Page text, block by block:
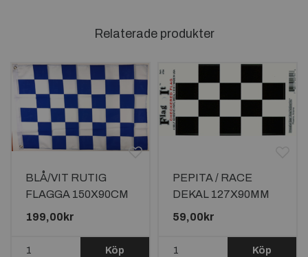
Relaterade produkter
BLÅ/VIT RUTIG
FLAGGA 150X90CM
199,00kr
Köp
PEPITA / RACE
DEKAL 127X90MM
59,00kr
Köp